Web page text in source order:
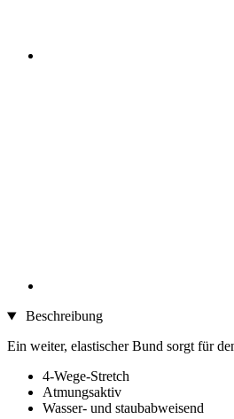
Beschreibung
Ein weiter, elastischer Bund sorgt für
4-Wege-Stretch
Atmungsaktiv
Wasser- und staubabweisend